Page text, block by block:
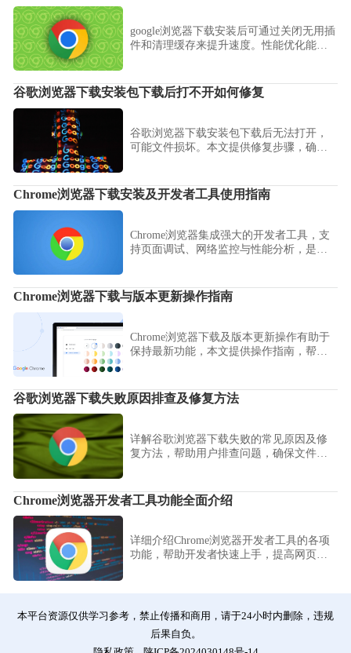
google浏览器下载安装后可通过关闭无用插
件和清理缓存来提升速度。性能优化能让
谷歌浏览器下载安装包下载后打不开如何修复
谷歌浏览器下载安装包下载后无法打开，
可能文件损坏。本文提供修复步骤，确保
Chrome浏览器下载安装及开发者工具使用指南
Chrome浏览器集成强大的开发者工具，支
持页面调试、网络监控与性能分析，是前
Chrome浏览器下载与版本更新操作指南
Chrome浏览器下载及版本更新操作有助于
保持最新功能，本文提供操作指南，帮助
谷歌浏览器下载失败原因排查及修复方法
详解谷歌浏览器下载失败的常见原因及修
复方法，帮助用户排查问题，确保文件下
Chrome浏览器开发者工具功能全面介绍
详细介绍Chrome浏览器开发者工具的各项
功能，帮助开发者快速上手，提高网页调
本平台资源仅供学习参考，禁止传播和商用，请于24小时内删除，违规
后果自负。